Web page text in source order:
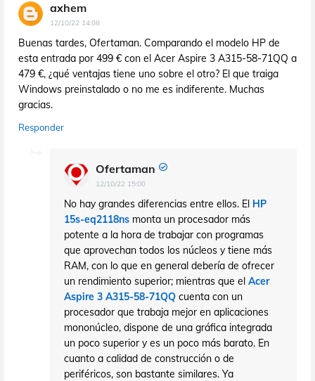
axhem
12/10/22 14:08
Buenas tardes, Ofertaman. Comparando el modelo HP de
esta entrada por 499 € con el Acer Aspire 3 A315-58-71QQ a
479 €, ¿qué ventajas tiene uno sobre el otro? El que traiga
Windows preinstalado o no me es indiferente. Muchas
gracias.
Responder
Ofertaman
12/10/22 15:00
No hay grandes diferencias entre ellos. El HP
15s-eq2118ns monta un procesador más
potente a la hora de trabajar con programas
que aprovechan todos los núcleos y tiene más
RAM, con lo que en general debería de ofrecer
un rendimiento superior; mientras que el Acer
Aspire 3 A315-58-71QQ cuenta con un
procesador que trabaja mejor en aplicaciones
mononúcleo, dispone de una gráfica integrada
un poco superior y es un poco más barato. En
cuanto a calidad de construcción o de
periféricos, son bastante similares. Ya